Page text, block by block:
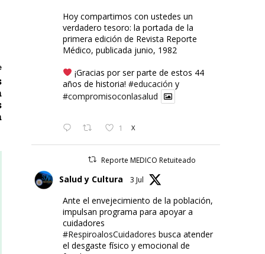
Hoy compartimos con ustedes un
verdadero tesoro: la portada de la
primera edición de Revista Reporte
Médico, publicada junio, 1982
¡Gracias por ser parte de estos 44
años de historia! #educación y
#compromisoconlasalud
1 X
Reporte MEDICO Retuiteado
Salud y Cultura 3 Jul
Ante el envejecimiento de la población,
impulsan programa para apoyar a
cuidadores
#RespiroalosCuidadores busca atender
el desgaste físico y emocional de